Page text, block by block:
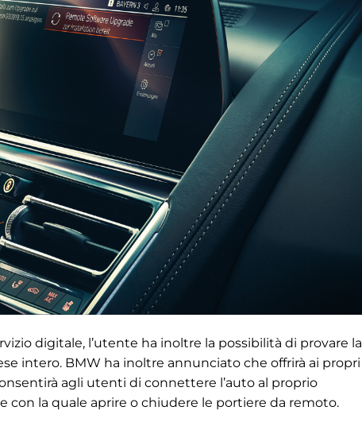
digitale, l’utente ha inoltre la possibilità di provare la
intero. BMW ha inoltre annunciato che offrirà ai propri
agli utenti di connettere l’auto al proprio
con la quale aprire o chiudere le portiere da remoto.